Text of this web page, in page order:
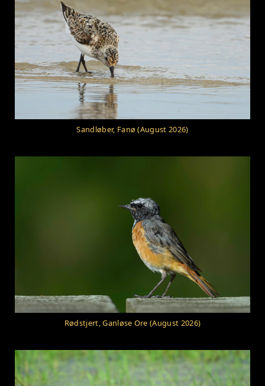
Sandløber, Fanø (August 2026)
Rødstjert, Ganløse Ore (August 2026)